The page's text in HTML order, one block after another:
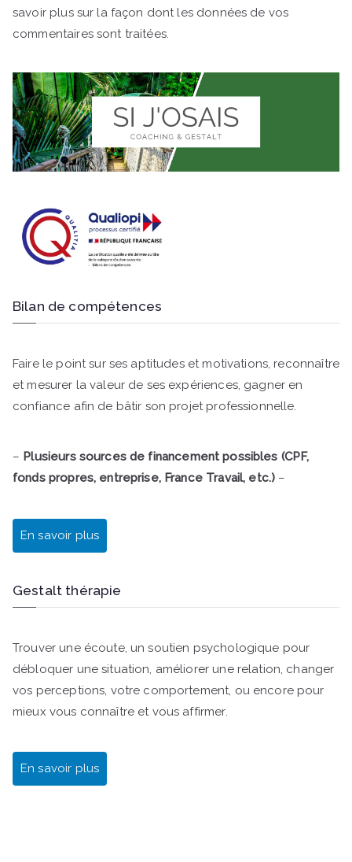
savoir plus sur la façon dont les données de vos
commentaires sont traitées.
Bilan de compétences
Faire le point sur ses aptitudes et motivations, reconnaître
et mesurer la valeur de ses expériences, gagner en
confiance afin de bâtir son projet professionnelle.
– Plusieurs sources de financement possibles (CPF,
fonds propres, entreprise, France Travail, etc.) –
En savoir plus
Gestalt thérapie
Trouver une écoute, un soutien psychologique pour
débloquer une situation, améliorer une relation, changer
vos perceptions, votre comportement, ou encore pour
mieux vous connaître et vous affirmer.
En savoir plus